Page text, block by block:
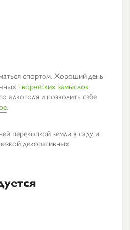
спортом. Хороший день
творческих замыслов.
алкоголя и позволить себе
.
перекопкой земли в саду и
декоративных